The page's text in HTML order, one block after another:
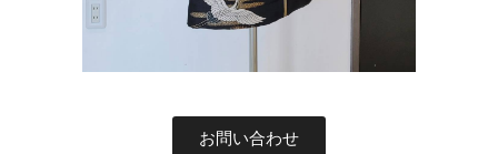
お問い合わせ